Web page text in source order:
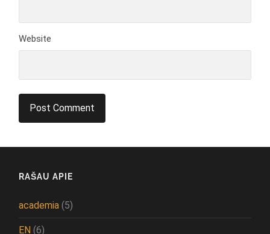
Website
RAŠAU APIE
academia (5)
EN (6)